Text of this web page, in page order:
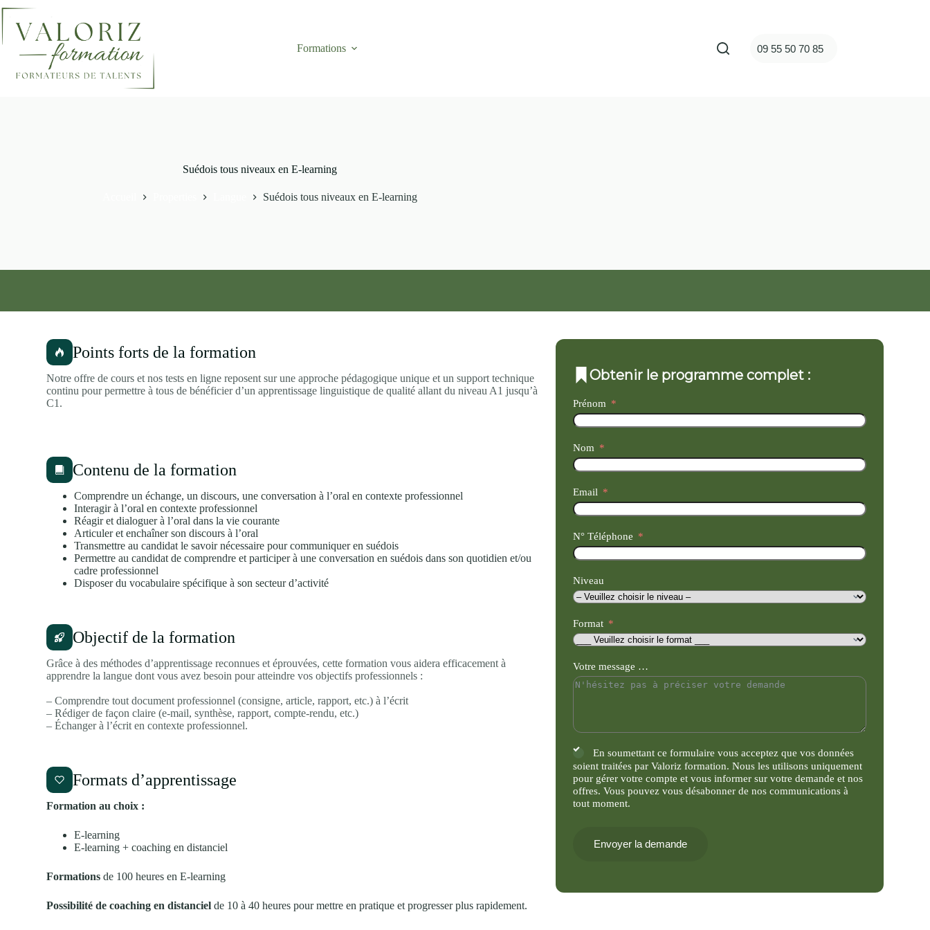
Passer
au
contenu
Formations 09 55 50 70 85
Suédois tous niveaux en E-learning
Suédois tous niveaux en E-learning
Points forts de la formation
Notre offre de cours et nos tests en ligne reposent sur une approche pédagogique unique et un support technique
continu pour permettre à tous de bénéficier d’un apprentissage linguistique de qualité allant du niveau A1 jusqu’à
C1.
Contenu de la formation
Comprendre un échange, un discours, une conversation à l’oral en contexte professionnel
Interagir à l’oral en contexte professionnel
Réagir et dialoguer à l’oral dans la vie courante
Articuler et enchaîner son discours à l’oral
Transmettre au candidat le savoir nécessaire pour communiquer en suédois
Permettre au candidat de comprendre et participer à une conversation en suédois dans son quotidien et/ou
cadre professionnel
Disposer du vocabulaire spécifique à son secteur d’activité
Objectif de la formation
Grâce à des méthodes d’apprentissage reconnues et éprouvées, cette formation vous aidera efficacement à
apprendre la langue dont vous avez besoin pour atteindre vos objectifs professionnels :
– Comprendre tout document professionnel (consigne, article, rapport, etc.) à l’écrit
– Rédiger de façon claire (e-mail, synthèse, rapport, compte-rendu, etc.)
– Échanger à l’écrit en contexte professionnel.
Formats d’apprentissage
Formation au choix :
E-learning
E-learning + coaching en distanciel
Formationsde 100 heures en E-learning
Possibilité de coaching en distanciel de 10 à 40 heures pour mettre en pratique et progresser plus rapidement.
Obtenir le programme complet :
Prénom
Nom
Email
N° Téléphone
Niveau
Format
Votre message …
En soumettant ce formulaire vous acceptez que vos données
soient traitées par Valoriz formation. Nous les utilisons uniquement
pour gérer votre compte et vous informer sur votre demande et nos
offres. Vous pouvez vous désabonner de nos communications à
tout moment.
Envoyer la demande